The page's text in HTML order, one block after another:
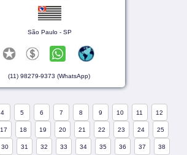
São Paulo - SP
(11) 98279-9373 (WhatsApp)
4 5 6 7 8 9 10 11 12
17 18 19 20 21 22 23 24 25
30 31 32 33 34 35 36 37 38